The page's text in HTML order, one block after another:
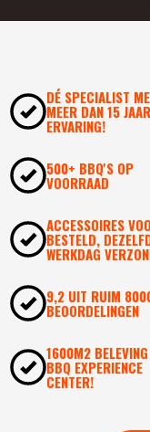
DÉ SPECIALIST
MEER DAN 15 JAAR
ERVARING!
500+ BBQ'S OP
VOORRAAD
ACCESSOIRES
BESTELD,
WERKDAG
9,2 UIT RUIM
BEOORDELINGEN
1600M2
BBQ EXPERIENCE
CENTER!